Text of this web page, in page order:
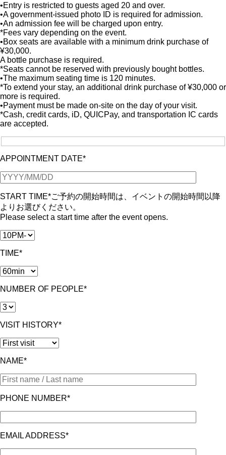
•Entry is restricted to guests aged 20 and over.
•A government-issued photo ID is required for admission.
•An admission fee will be charged upon entry.
*Fees vary depending on the event.
•Box seats are available with a minimum drink purchase of
¥30,000.
A bottle purchase is required.
*Seats cannot be reserved with previously bought bottles.
•The maximum seating time is 120 minutes.
*To extend your stay, an additional drink purchase of ¥30,000 or
more is required.
•Payment must be made on-site on the day of your visit.
*Cash, credit cards, iD, QUICPay, and transportation IC cards
are accepted.
APPOINTMENT DATE*
START TIME*ご予約の開始時間は、イベントの開始時間以降
よりお選びください。
Please select a start time after the event opens.
TIME*
NUMBER OF PEOPLE*
VISIT HISTORY*
NAME*
PHONE NUMBER*
EMAIL ADDRESS*